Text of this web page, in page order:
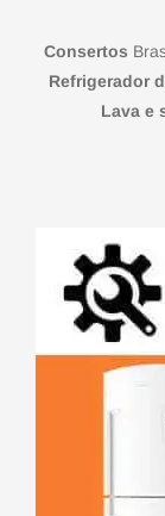
Consertos
Refrigerador
Lava e